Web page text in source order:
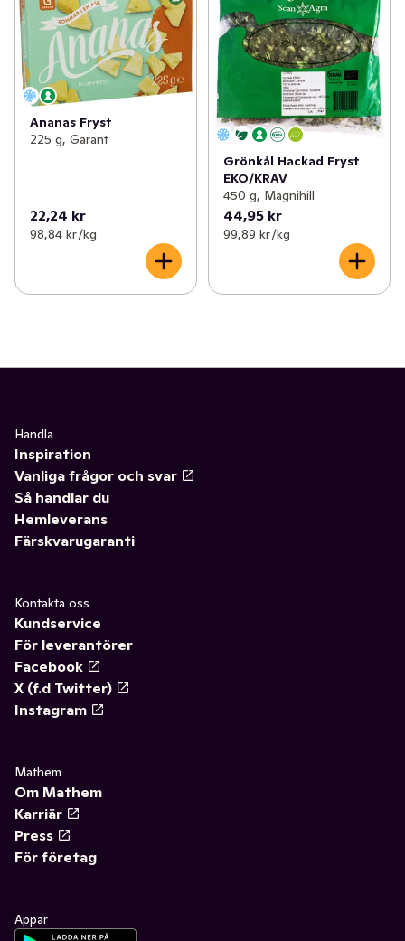
Ananas Fryst
225 g, Garant
22,24 kr
98,84 kr /kg
Grönkål Hackad Fryst
EKO/KRAV
450 g, Magnihill
44,95 kr
99,89 kr /kg
Handla
Inspiration
Vanliga frågor och svar
Så handlar du
Hemleverans
Färskvarugaranti
Kontakta oss
Kundservice
För leverantörer
Facebook
X (f.d Twitter)
Instagram
Mathem
Om Mathem
Karriär
Press
För företag
Appar